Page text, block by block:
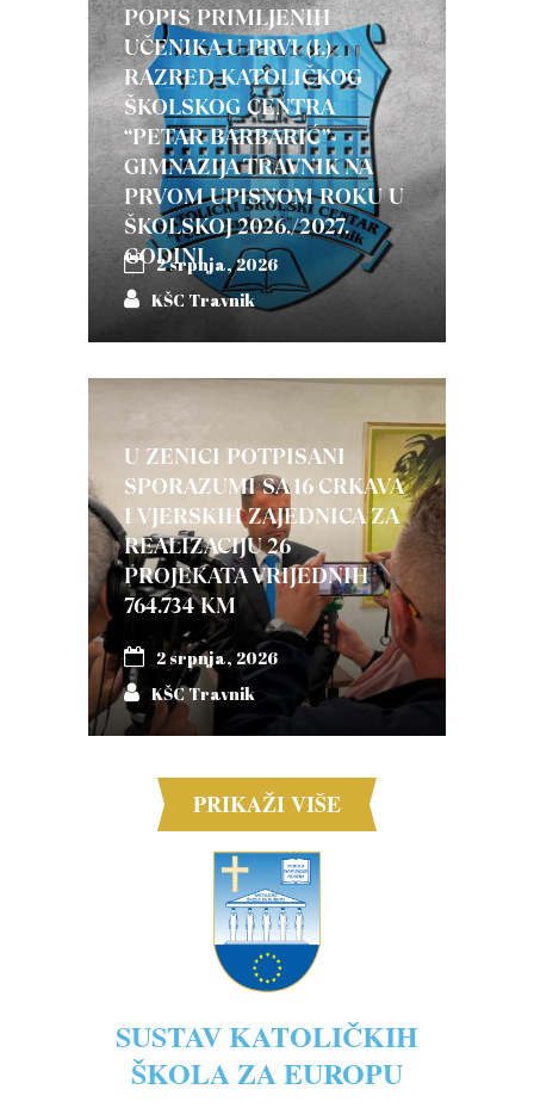
POPIS PRIMLJENIH
UČENIKA U PRVI (I.)
RAZRED KATOLIČKOG
ŠKOLSKOG CENTRA
“PETAR BARBARIĆ”-
GIMNAZIJA TRAVNIK NA
PRVOM UPISNOM ROKU U
ŠKOLSKOJ 2026./2027.
GODINI
2 srpnja, 2026
KŠC Travnik
U ZENICI POTPISANI
SPORAZUMI SA 16 CRKAVA
I VJERSKIH ZAJEDNICA ZA
REALIZACIJU 26
PROJEKATA VRIJEDNIH
764.734 KM
2 srpnja, 2026
KŠC Travnik
PRIKAŽI VIŠE
SUSTAV KATOLIČKIH
ŠKOLA ZA EUROPU